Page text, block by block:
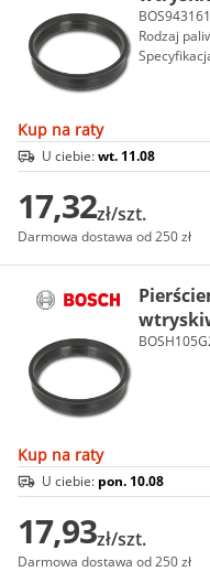
Rodzaj
Kup na raty
U ciebie:wt. 11.08
17,32zł/szt.
Darmowa dostawa od 250 zł
Kup na raty
U ciebie: pon. 10.08
17,93zł/szt.
Darmowa dostawa od 250 zł